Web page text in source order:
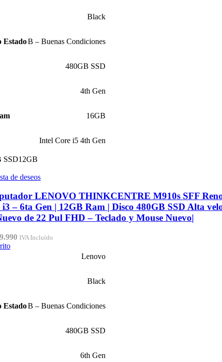
Black
EstadoB – Buenas Condiciones
480GB SSD
4th Gen
16GB
Intel Core i5 4th Gen
SSD12GB
de deseos
LENOVO THINKCENTRE M910s SFF
– 6ta Gen | 12GB Ram | Disco 480GB SSD Alta
de 22 Pul FHD – Teclado y Mouse Nuevo|
ElIVA Incluído
Lenovo
Black
EstadoB – Buenas Condiciones
480GB SSD
6th Gen